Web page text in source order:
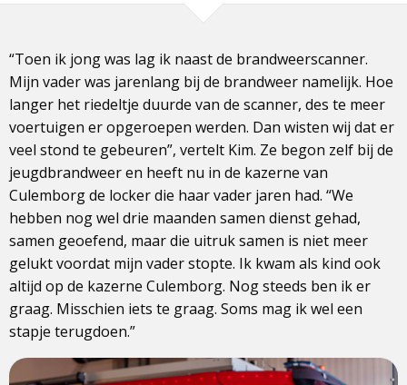
“Toen ik jong was lag ik naast de brandweerscanner.
Mijn vader was jarenlang bij de brandweer namelijk. Hoe
langer het riedeltje duurde van de scanner, des te meer
voertuigen er opgeroepen werden. Dan wisten wij dat er
veel stond te gebeuren”, vertelt Kim. Ze begon zelf bij de
jeugdbrandweer en heeft nu in de kazerne van
Culemborg de locker die haar vader jaren had. “We
hebben nog wel drie maanden samen dienst gehad,
samen geoefend, maar die uitruk samen is niet meer
gelukt voordat mijn vader stopte. Ik kwam als kind ook
altijd op de kazerne Culemborg. Nog steeds ben ik er
graag. Misschien iets te graag. Soms mag ik wel een
stapje terugdoen.”